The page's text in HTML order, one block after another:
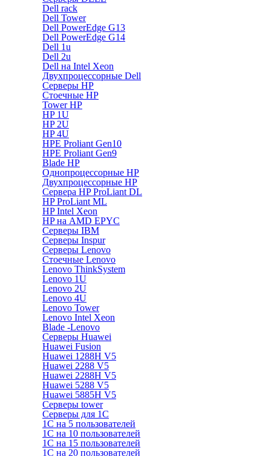
Dell rack
Dell Tower
Dell PowerEdge G13
Dell PowerEdge G14
Dell 1u
Dell 2u
Dell на Intel Xeon
Двухпроцессорные Dell
Серверы HP
Стоечные HP
Tower HP
HP 1U
HP 2U
HP 4U
HPE Proliant Gen10
HPE Proliant Gen9
Blade HP
Однопроцессорные HP
Двухпроцессорные HP
Сервера HP ProLiant DL
HP ProLiant ML
HP Intel Xeon
HP на AMD EPYC
Серверы IBM
Серверы Inspur
Серверы Lenovo
Стоечные Lenovo
Lenovo ThinkSystem
Lenovo 1U
Lenovo 2U
Lenovo 4U
Lenovo Tower
Lenovo Intel Xeon
Blade -Lenovo
Серверы Huawei
Huawei Fusion
Huawei 1288H V5
Huawei 2288 V5
Huawei 2288H V5
Huawei 5288 V5
Huawei 5885H V5
Серверы tower
Серверы для 1C
1С на 5 пользователей
1С на 10 пользователей
1С на 15 пользователей
1С на 20 пользователей